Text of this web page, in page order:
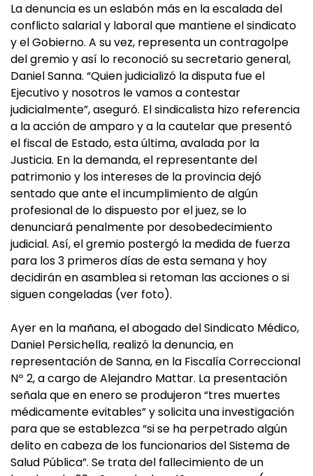
La denuncia es un eslabón más en la escalada del
conflicto salarial y laboral que mantiene el sindicato
y el Gobierno. A su vez, representa un contragolpe
del gremio y así lo reconoció su secretario general,
Daniel Sanna. “Quien judicializó la disputa fue el
Ejecutivo y nosotros le vamos a contestar
judicialmente”, aseguró. El sindicalista hizo referencia
a la acción de amparo y a la cautelar que presentó
el fiscal de Estado, esta última, avalada por la
Justicia. En la demanda, el representante del
patrimonio y los intereses de la provincia dejó
sentado que ante el incumplimiento de algún
profesional de lo dispuesto por el juez, se lo
denunciará penalmente por desobedecimiento
judicial. Así, el gremio postergó la medida de fuerza
para los 3 primeros días de esta semana y hoy
decidirán en asamblea si retoman las acciones o si
siguen congeladas (ver foto).
Ayer en la mañana, el abogado del Sindicato Médico,
Daniel Persichella, realizó la denuncia, en
representación de Sanna, en la Fiscalía Correccional
Nº 2, a cargo de Alejandro Mattar. La presentación
señala que en enero se produjeron “tres muertes
médicamente evitables” y solicita una investigación
para que se establezca “si se ha perpetrado algún
delito en cabeza de los funcionarios del Sistema de
Salud Pública”. Se trata del fallecimiento de un